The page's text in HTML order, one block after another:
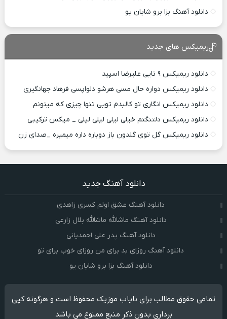
دانلود آهنگ بزا برو شایان یو
ریمیکس های جدید
دانلود ریمیکس ۹ تایی علیرضا اسپید
دانلود ریمیکس دواره حال مسی هرشو دلواپسی فرهاد جهانگیری
دانلود ریمیکس انگاری تو کالبدم تویی تنها چیزی که میتونم
دانلود ریمیکس دلتنگتم خیلی لیلی لیلی لیلی _ میکس ترکیبی
دانلود ریمیکس گل توی گلدون باز دوباره داره میمیره _صدای زن
دانلود آهنگ جدید
دانلود آهنگ عشق اولم کسری زاهدی
دانلود آهنگ ماشالله ماشالله بلال زارعی
دانلود آهنگ پدر علی احمدیانی
دانلود آهنگ روزای بد برای من روزای خوب برای تو
دانلود آهنگ بزا برو شایان یو
تمامی حقوق مطالب برای نایاب موزیک محفوظ است و هرگونه کپی
برداری بدون ذکر منبع ممنوع می باشد